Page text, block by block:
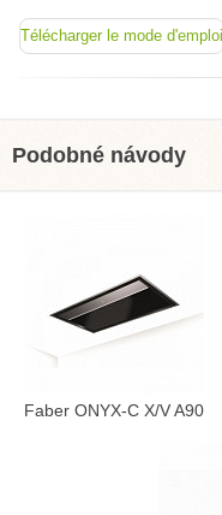
Télécharger le mode d'emploi
Podobné návody
Faber ONYX-C X/V A90